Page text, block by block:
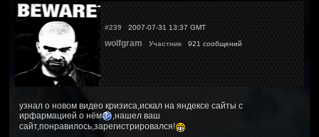
#239 2007-07-31 13:37 GMT
wolfgram Участник 921 сообщений
узнал о новом видео кризиса,искал на яндексе сайты с
ирфармацией о нём
,нашел ваш
сайт,понравилось,зарегистрировался!